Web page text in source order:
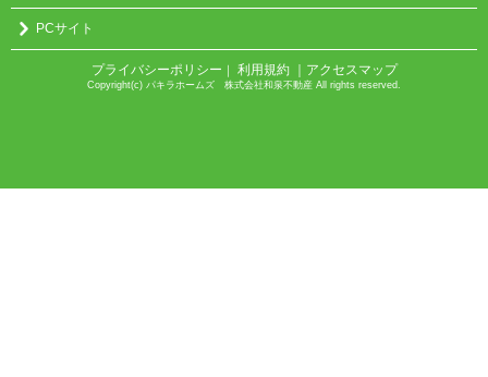
PCサイト
プライバシーポリシー ｜ 利用規約 ｜アクセスマップ
Copyright(c) パキラホームズ 株式会社和泉不動産 All rights reserved.